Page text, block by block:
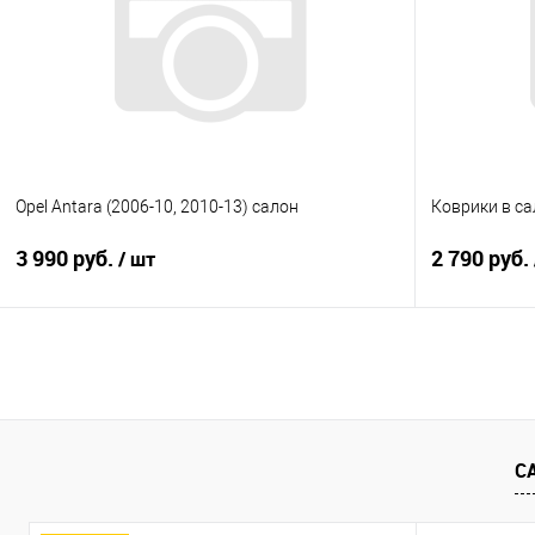
Под заказ
Opel Antara (2006-10, 2010-13) салон
3 990 руб. / шт
Купить в 1 клик
Сравнение
Коврики в
2 790 руб.
Купить в 1
В